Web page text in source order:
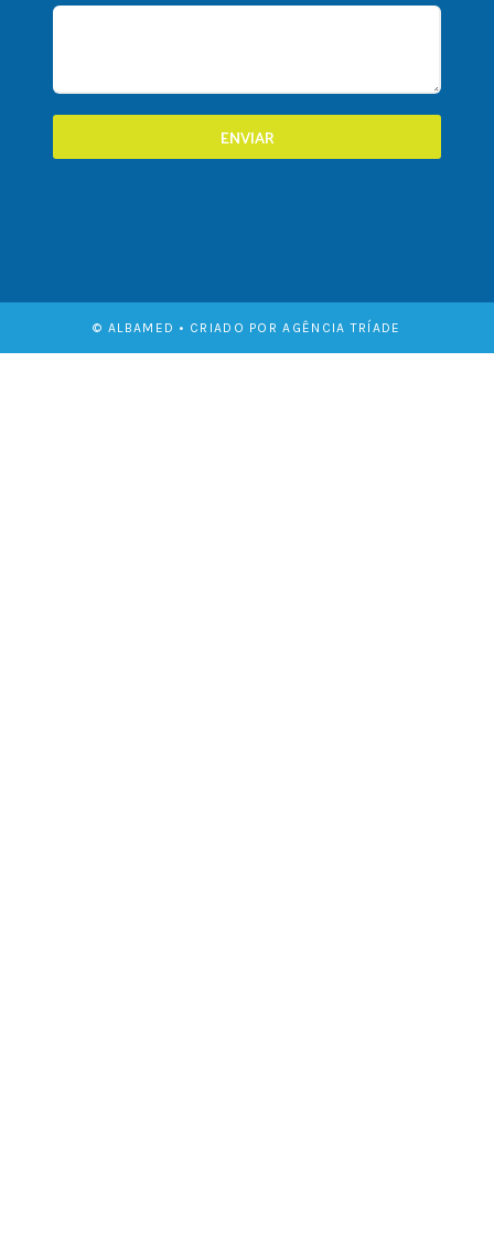
ENVIAR
© ALBAMED • CRIADO POR AGÊNCIA TRÍADE